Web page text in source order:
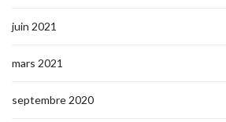
juin 2021
mars 2021
septembre 2020